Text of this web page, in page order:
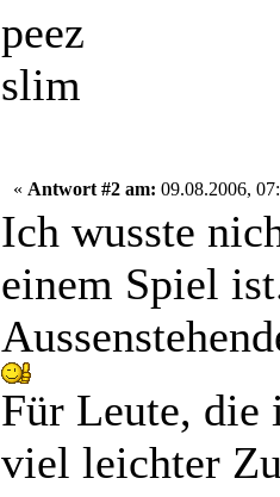
peez
slim
« Antwort #2 am: 09.08.2006,
Ich wusste
einem Spiel
Für Leute, die
viel leichter